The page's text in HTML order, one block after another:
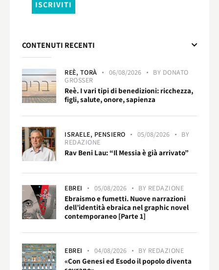
CONTENUTI RECENTI
REÈ, TORÀ 06/08/2026 BY DONATO
GROSSER
Reè. I vari tipi di benedizioni: ricchezza,
figli, salute, onore, sapienza
ISRAELE, PENSIERO 05/08/2026
BY
REDAZIONE
Rav Beni Lau: “Il Messia è già arrivato”
EBREI 05/08/2026 BY REDAZIONE
Ebraismo e fumetti. Nuove narrazioni
dell’identità ebraica nel graphic novel
contemporaneo [Parte 1]
EBREI 04/08/2026 BY REDAZIONE
«Con Genesi ed Esodo il popolo diventa